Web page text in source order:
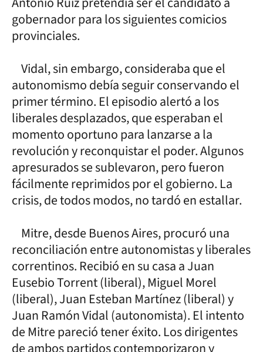
gobernador para los siguientes comicios
provinciales.
Vidal, sin embargo, consideraba que el
autonomismo debía seguir conservando el
primer término. El episodio alertó a los
liberales desplazados, que esperaban el
momento oportuno para lanzarse a la
revolución y reconquistar el poder. Algunos
apresurados se sublevaron, pero fueron
fácilmente reprimidos por el gobierno. La
crisis, de todos modos, no tardó en estallar.
Mitre, desde Buenos Aires, procuró una
reconciliación entre autonomistas y liberales
correntinos. Recibió en su casa a Juan
Eusebio Torrent (liberal), Miguel Morel
(liberal), Juan Esteban Martínez (liberal) y
Juan Ramón Vidal (autonomista). El intento
de Mitre pareció tener éxito. Los dirigentes